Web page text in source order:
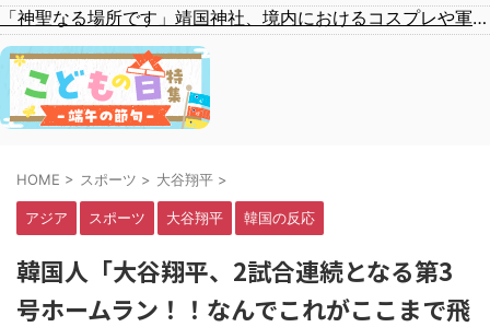
「神聖なる場所です」靖国神社、境内におけるコスプレや軍装の禁止を発表
HOME > スポーツ > 大谷翔平 >
アジア スポーツ 大谷翔平 韓国の反応
韓国人「大谷翔平、2試合連続となる第3
号ホームラン！！なんでこれがここまで飛